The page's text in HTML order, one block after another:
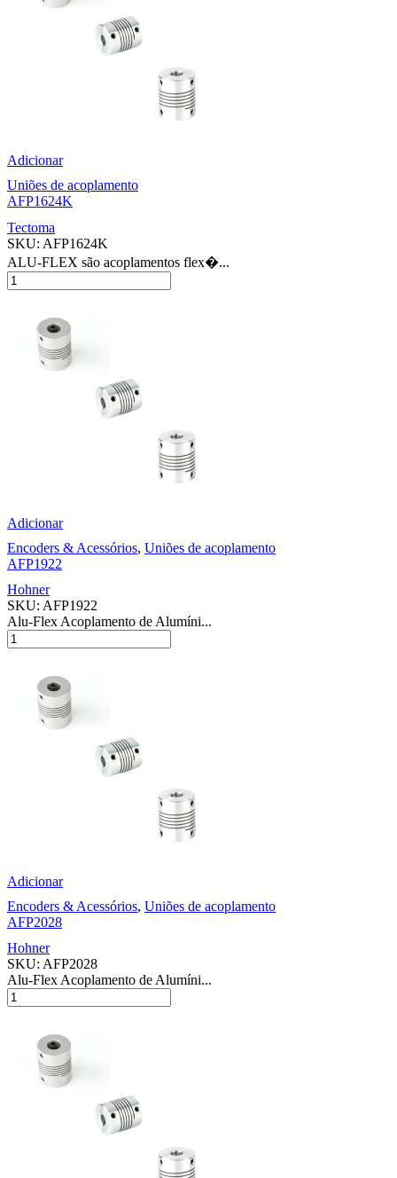
Adicionar
Uniões de acoplamento
AFP1624K
Tectoma
SKU: AFP1624K
ALU-FLEX são acoplamentos flex�...
Adicionar
Encoders & Acessórios, Uniões de acoplamento
AFP1922
Hohner
SKU: AFP1922
Alu-Flex Acoplamento de Alumíni...
Adicionar
Encoders & Acessórios, Uniões de acoplamento
AFP2028
Hohner
SKU: AFP2028
Alu-Flex Acoplamento de Alumíni...